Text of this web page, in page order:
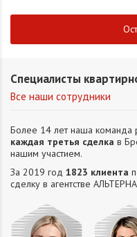
Специалисты
Все наши сотрудники
Более 14 лет наша команда
каждая третья сделка в
нашим участием.
За 2019 год 1823 клиента
сделку в агентстве